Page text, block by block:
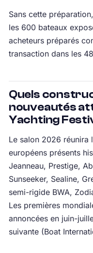
Sans cette
les 600 bateaux
acheteurs préparés
transaction dans les
Quels
nouveautés
Yachting
Le salon 2026 réunira
européens présents
Jeanneau, Prestige,
Sunseeker, Sealine,
semi-rigide BWA,
Les premières
annoncées en juin-
suivante (Boat